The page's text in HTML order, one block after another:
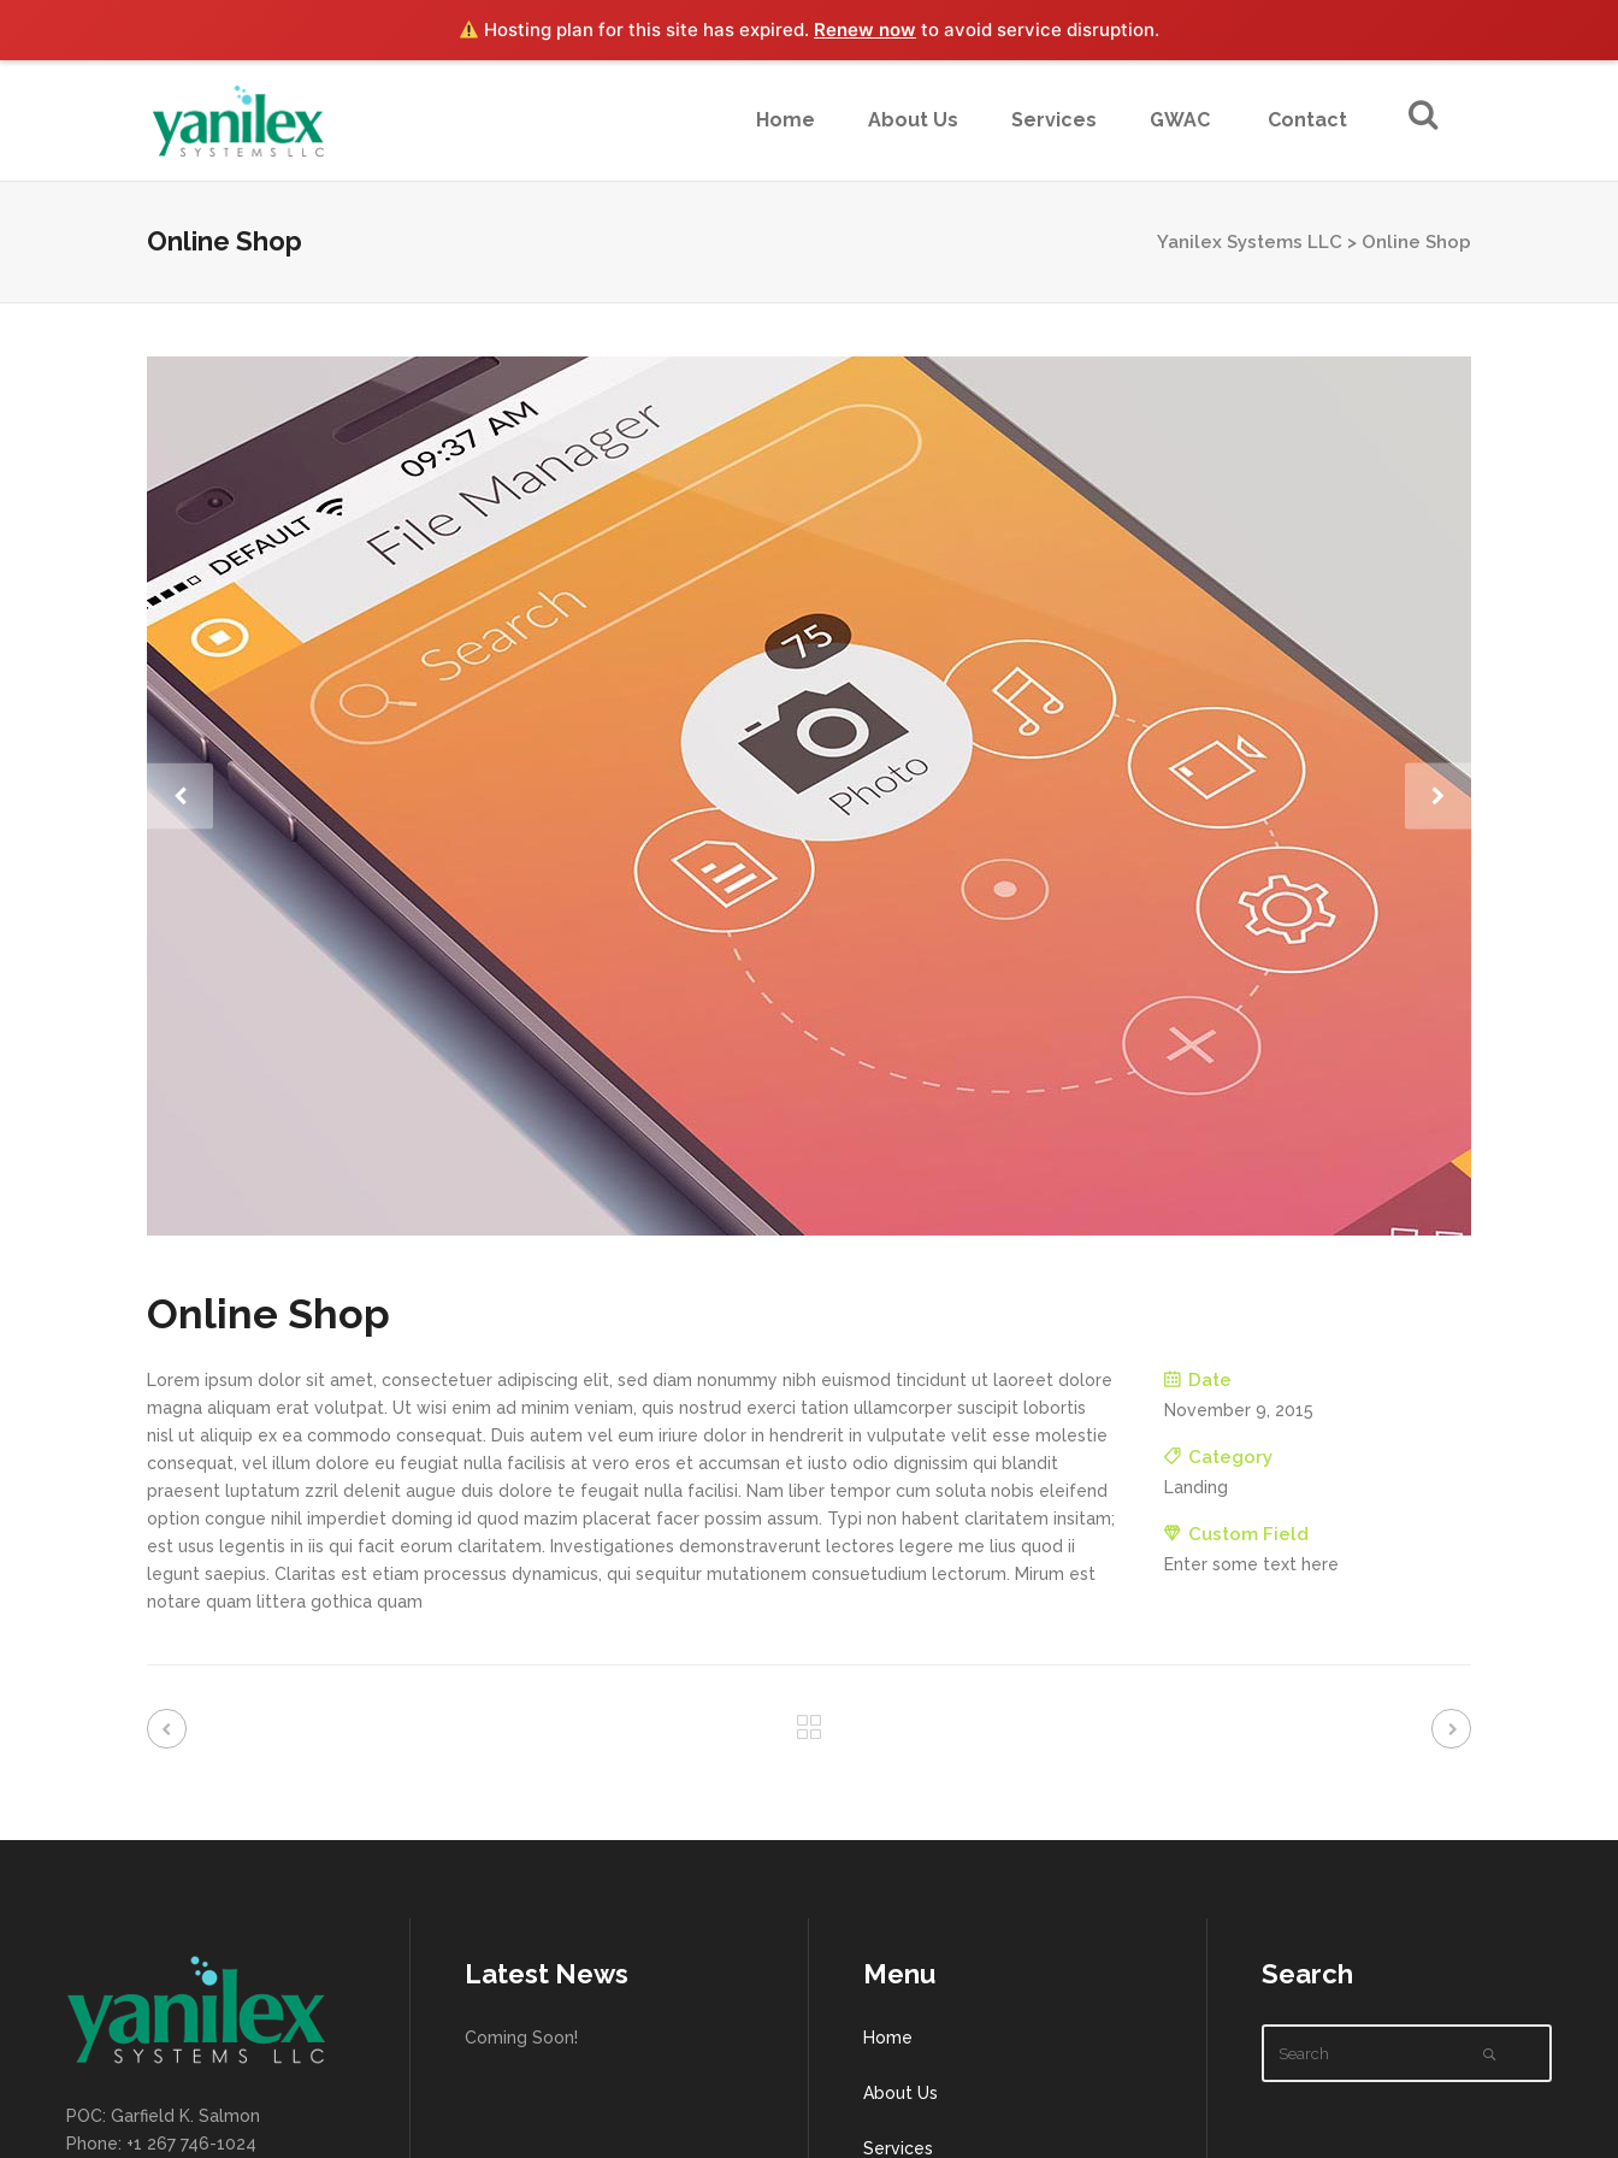
Hosting plan for this site has expired. Renew now to avoid service disruption.
Home About Us Services GWAC Contact
Online Shop Yanilex Systems LLC > Online Shop
Online Shop
Lorem ipsum dolor sit amet, consectetuer adipiscing elit, sed diam nonummy nibh euismod tincidunt ut laoreet dolore
magna aliquam erat volutpat. Ut wisi enim ad minim veniam, quis nostrud exerci tation ullamcorper suscipit lobortis
nisl ut aliquip ex ea commodo consequat. Duis autem vel eum iriure dolor in hendrerit in vulputate velit esse molestie
consequat, vel illum dolore eu feugiat nulla facilisis at vero eros et accumsan et iusto odio dignissim qui blandit
praesent luptatum zzril delenit augue duis dolore te feugait nulla facilisi. Nam liber tempor cum soluta nobis eleifend
option congue nihil imperdiet doming id quod mazim placerat facer possim assum. Typi non habent claritatem insitam;
est usus legentis in iis qui facit eorum claritatem. Investigationes demonstraverunt lectores legere me lius quod ii
legunt saepius. Claritas est etiam processus dynamicus, qui sequitur mutationem consuetudium lectorum. Mirum est
notare quam littera gothica quam
Date
November 9, 2015
Category
Landing
Custom Field
Enter some text here
POC: Garfield K. Salmon
Phone: +1 267 746-1024
Latest News
Coming Soon!
Menu
Home
About Us
Services
Search